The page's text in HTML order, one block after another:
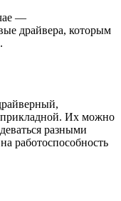
—
драйвера, которым
прикладной. Их можно
разными
работоспособность